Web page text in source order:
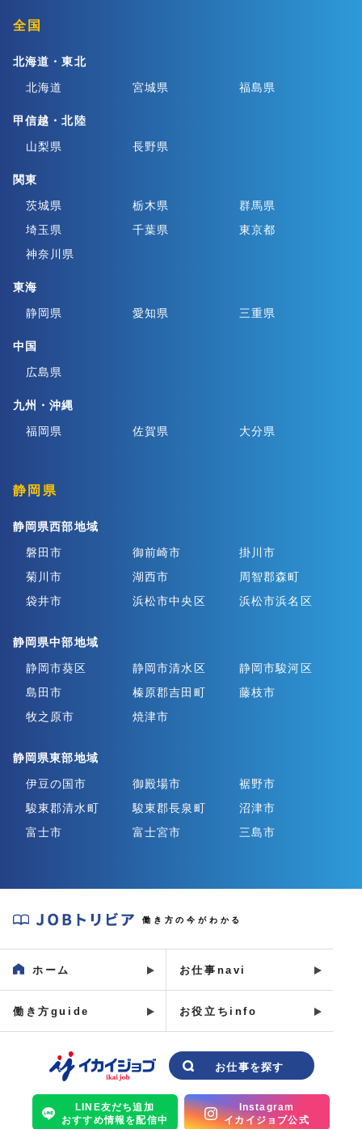
全国
北海道・東北
北海道
宮城県 福島県
甲信越・北陸
山梨県
長野県
関東
茨城県
栃木県
群馬県
埼玉県
千葉県
東京都
神奈川県
東海
静岡県
愛知県 三重県
中国
広島県
九州・沖縄
福岡県
佐賀県 大分県
静岡県
静岡県西部地域
磐田市
御前崎市
掛川市
菊川市
湖西市
周智郡森町
袋井市
浜松市中央区 浜松市浜名区
静岡県中部地域
静岡市葵区
静岡市清水区
静岡市駿河区
島田市
榛原郡吉田町
藤枝市
牧之原市
焼津市
静岡県東部地域
伊豆の国市
御殿場市
裾野市
駿東郡清水町
駿東郡長泉町
沼津市
富士市
富士宮市 三島市
J
B
リ
ビ
働き方の今がわかる
ホーム お仕事navi
働き方guide お役立ちinfo
イ
イ
お仕事を探す
LINE友だち追加
おすすめ情報を配信中
Instagram
イカイジョブ公式